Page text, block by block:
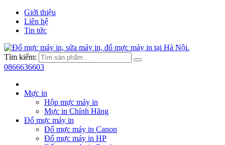
Giới thiệu
Liên hệ
Tin tức
Tìm kiếm:
0866636603
Mực in
Hộp mực máy in
Mực in Chính Hãng
Đổ mực máy in
Đổ mực máy in Canon
Đổ mực máy in HP